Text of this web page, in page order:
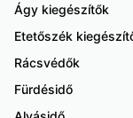
Ágy kiegészítők
Etetőszék
Rácsvédők
Fürdésidő